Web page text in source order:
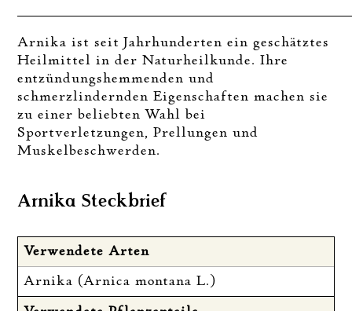
Arnika ist seit Jahrhunderten ein geschätztes
Heilmittel in der Naturheilkunde. Ihre
entzündungshemmenden und
schmerzlindernden Eigenschaften machen sie
zu einer beliebten Wahl bei
Sportverletzungen, Prellungen und
Muskelbeschwerden.
Arnika Steckbrief
Verwendete Arten
Arnika (Arnica montana L.)